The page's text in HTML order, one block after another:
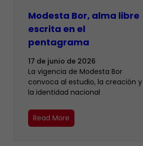
Modesta Bor, alma libre
escrita en el
pentagrama
17 de junio de 2026
La vigencia de Modesta Bor
convoca al estudio, la creación y
la identidad nacional
Read More